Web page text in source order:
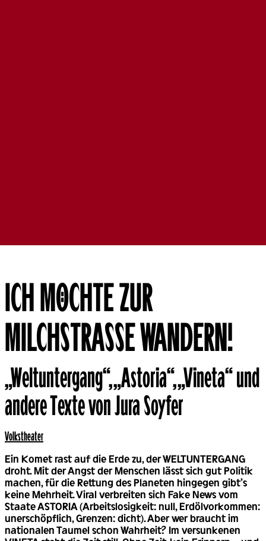
ICH MÖCHTE ZUR
MILCHSTRASSE WANDERN!
Back
„Weltuntergang“, „Astoria“, „Vineta“ und
andere Texte von Jura Soyfer
Volks­theater
Ein Komet rast auf die Erde zu, der WELTUNTERGANG
droht. Mit der Angst der Menschen lässt sich gut Politik
machen, für die Rettung des Planeten hingegen gibt’s
keine Mehrheit. Viral verbreiten sich Fake News vom
Staate ASTORIA (Arbeitslosigkeit: null, Erdölvorkommen:
unerschöpflich, Grenzen: dicht). Aber wer braucht im
nationalen Taumel schon Wahrheit? Im versunkenen